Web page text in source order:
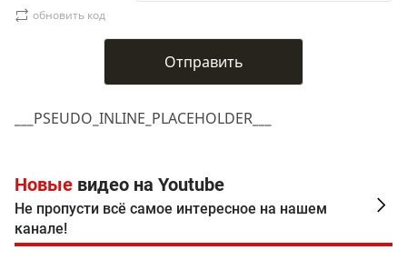
___PSEUDO_INLINE_PLACEHOLDER___
обновить код
Новые видео на Youtube
Не пропусти всё самое интересное на нашем
канале!